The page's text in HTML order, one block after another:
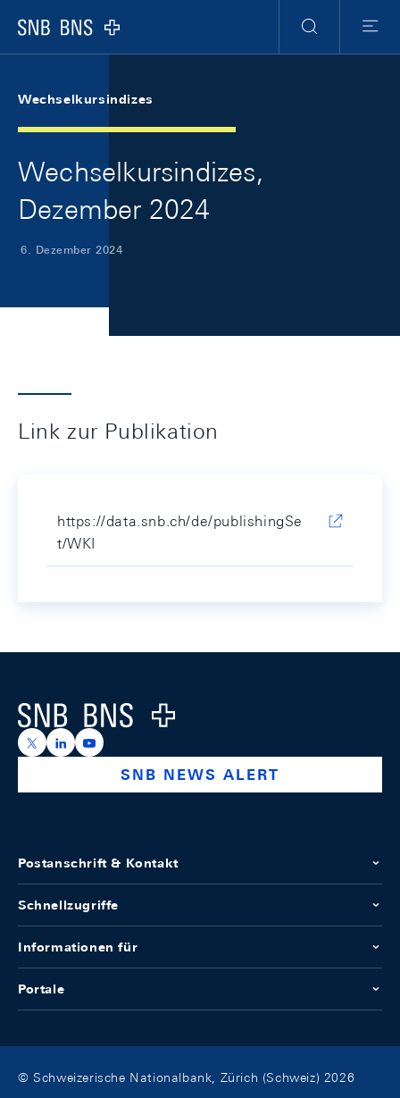
Logo
Suche
Menu
Wechselkursindizes
Wechselkursindizes,
Dezember 2024
6. Dezember 2024
Link zur Publikation
https://data.snb.ch/de/publishingSe
t/WKI
Logo
https://x.com/snb_bns
https://ch.linkedin.com/company/swiss-national-
https://www.youtube.com/@swissnationalbank
SNB NEWS ALERT
Postanschrift & Kontakt
Schnellzugriffe
Informationen für
Portale
© Schweizerische Nationalbank, Zürich (Schweiz) 2026